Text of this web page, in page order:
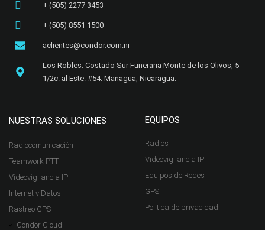
+ (505) 2277 3453​
+ (505) 8551 1500
aclientes@condor.com.ni
Los Robles. Costado Sur Funeraria Monte de los Olivos, 5
1/2c. al Este. #54. Managua, Nicaragua.​
NUESTRAS SOLUCIONES
Radiocomunicación
Teamwork PTT
Videovigilancia IP
Internet y Datos
Rastreo GPS
Condor Cloud
EQUIPOS
Radios
Videovigilancia IP
Equipos de Redes
GPS
Politica de privacidad